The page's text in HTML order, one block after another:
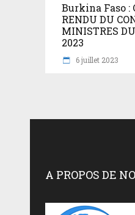
Burkina Faso :
RENDU DU
MINISTRES
2023
6 juillet 2023
A PROPOS DE